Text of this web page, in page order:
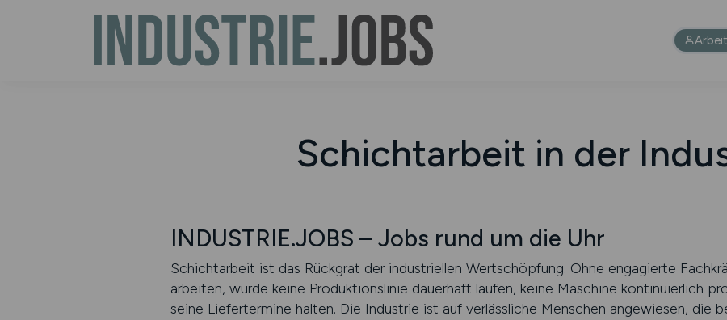
Schichtarbeit in der
INDUSTRIE.JOBS – Jobs rund um die Uhr
Schichtarbeit ist das Rückgrat der industriellen Wertschöpfung. Ohne engagierte
arbeiten, würde keine Produktionslinie dauerhaft laufen, keine Maschine kontinuierlich
seine Liefertermine halten. Die Industrie ist auf verlässliche Menschen angewiesen, die